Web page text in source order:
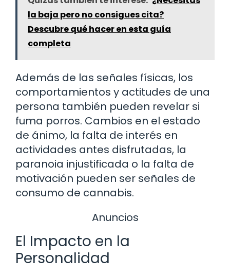
la baja pero no consigues cita?
Descubre qué hacer en esta guía
completa
Además de las señales físicas, los
comportamientos y actitudes de una
persona también pueden revelar si
fuma porros. Cambios en el estado
de ánimo, la falta de interés en
actividades antes disfrutadas, la
paranoia injustificada o la falta de
motivación pueden ser señales de
consumo de cannabis.
Anuncios
El Impacto en la
Personalidad